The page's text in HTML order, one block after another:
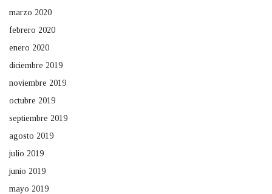
marzo 2020
febrero 2020
enero 2020
diciembre 2019
noviembre 2019
octubre 2019
septiembre 2019
agosto 2019
julio 2019
junio 2019
mayo 2019